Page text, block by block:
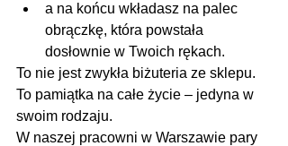
a na końcu wkładasz na palec
obrączkę, która powstała
dosłownie w Twoich rękach.
To nie jest zwykła biżuteria ze sklepu.
To pamiątka na całe życie – jedyna w
swoim rodzaju.
W naszej pracowni w Warszawie pary